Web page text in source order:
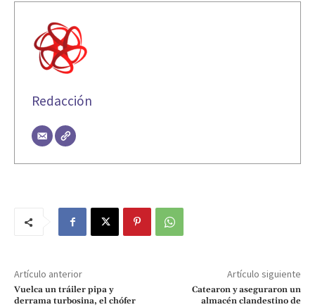
Redacción
Artículo anterior
Vuelca un tráiler pipa y
derrama turbosina, el chófer
Artículo siguiente
Catearon y aseguraron un
almacén clandestino de